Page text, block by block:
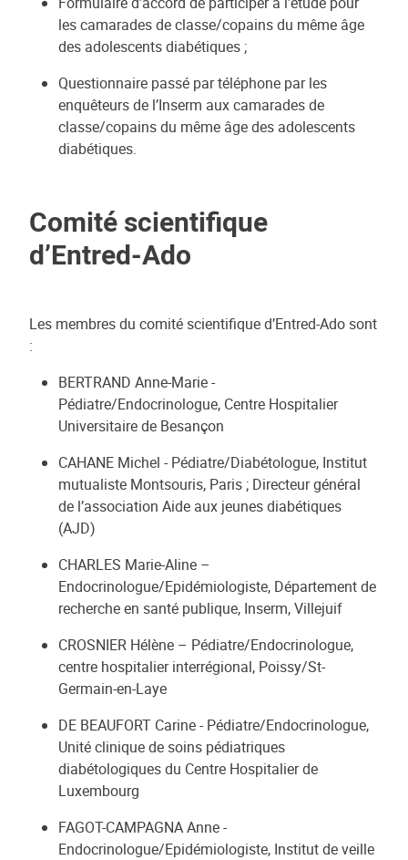
les camarades de classe/copains du même âge
des adolescents diabétiques ;
Questionnaire passé par téléphone par les
enquêteurs de l’Inserm aux camarades de
classe/copains du même âge des adolescents
diabétiques.
Comité scientifique
d’Entred-Ado
Les membres du comité scientifique d’Entred-Ado sont
:
BERTRAND Anne-Marie -
Pédiatre/Endocrinologue, Centre Hospitalier
Universitaire de Besançon
CAHANE Michel - Pédiatre/Diabétologue, Institut
mutualiste Montsouris, Paris ; Directeur général
de l’association Aide aux jeunes diabétiques
(AJD)
CHARLES Marie-Aline –
Endocrinologue/Epidémiologiste, Département de
recherche en santé publique, Inserm, Villejuif
CROSNIER Hélène – Pédiatre/Endocrinologue,
centre hospitalier interrégional, Poissy/St-
Germain-en-Laye
DE BEAUFORT Carine - Pédiatre/Endocrinologue,
Unité clinique de soins pédiatriques
diabétologiques du Centre Hospitalier de
Luxembourg
FAGOT-CAMPAGNA Anne -
Endocrinologue/Epidémiologiste, Institut de veille